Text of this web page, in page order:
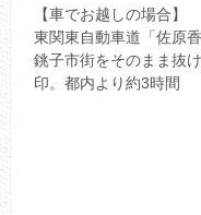
【車でお越しの場合】
東関東自動車道「佐原
銚子市街をそのまま抜
印。都内より約3時間